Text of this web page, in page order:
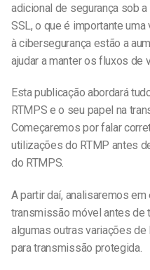
adicional de segurança sob
SSL, o que é importante
à cibersegurança estão a
ajudar a manter os fluxos de
Esta publicação abordará
RTMPS e o seu papel na
Começaremos por falar
utilizações do RTMP antes
do RTMPS.
A partir daí, analisaremos
transmissão móvel antes de
algumas outras variações
para transmissão protegida.